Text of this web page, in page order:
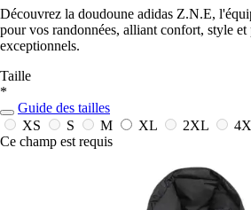
Découvrez la doudoune adidas Z.N.E,
pour vos randonnées, alliant confort, style et
exceptionnels.
Taille
*
Guide des tailles
XS
S M XL 2XL
Ce champ est requis